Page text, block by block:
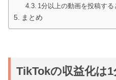
1分以上の動画を投稿す
まとめ
TikTokの収益化は